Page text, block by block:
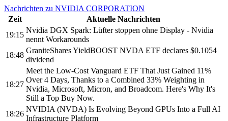
Nachrichten zu NVIDIA CORPORATION
Zeit
Aktuelle Nachrichten
19:15
Nvidia DGX Spark: Lüfter stoppen ohne Display - Nvidia
nennt Workarounds
18:48
GraniteShares YieldBOOST NVDA ETF declares $0.1054
dividend
18:27
Meet the Low-Cost Vanguard ETF That Just Gained 11%
Over 4 Days, Thanks to a Combined 33% Weighting in
Nvidia, Microsoft, Micron, and Broadcom. Here's Why It's
Still a Top Buy Now.
18:26
NVIDIA (NVDA) Is Evolving Beyond GPUs Into a Full AI
Infrastructure Platform